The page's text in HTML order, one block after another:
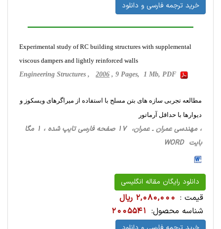
خرید ترجمه فارسی و دانلود
Experimental study of RC building structures with supplemental
viscous dampers and lightly reinforced walls
Engineering Structures , 2006 , 9 Pages, 1 Mb, PDF
مطالعه تجربی سازه های بتن مسلح با استفاده از میراگرهای ویسکوز و
دیوارها با حداقل آرماتور
، مهندسی عمران ـ عمران، 17 صفحه فارسی تایپ شده ، 1 مگا
بایت WORD
دانلود رایگان مقاله انگلیسی
قیمت : 2,080,000 ریال
شناسه محصول: 2005541